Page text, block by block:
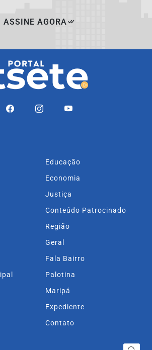
ASSINE AGORA
Educação
Economia
Justiça
Conteúdo Patrocinado
Região
Geral
Fala Bairro
Palotina
Maripá
Expediente
Contato